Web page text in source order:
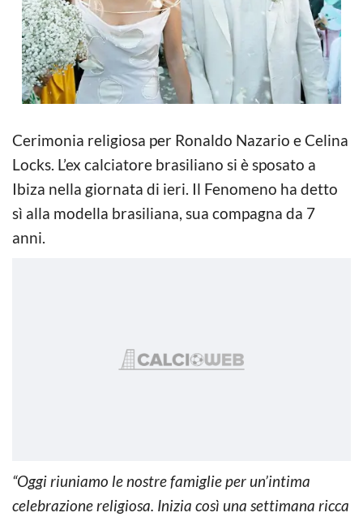
Cerimonia religiosa per Ronaldo Nazario e Celina
Locks. L’ex calciatore brasiliano si è sposato a
Ibiza nella giornata di ieri. Il Fenomeno ha detto
sì alla modella brasiliana, sua compagna da 7
anni.
“Oggi riuniamo le nostre famiglie per un’intima
celebrazione religiosa. Inizia così una settimana ricca